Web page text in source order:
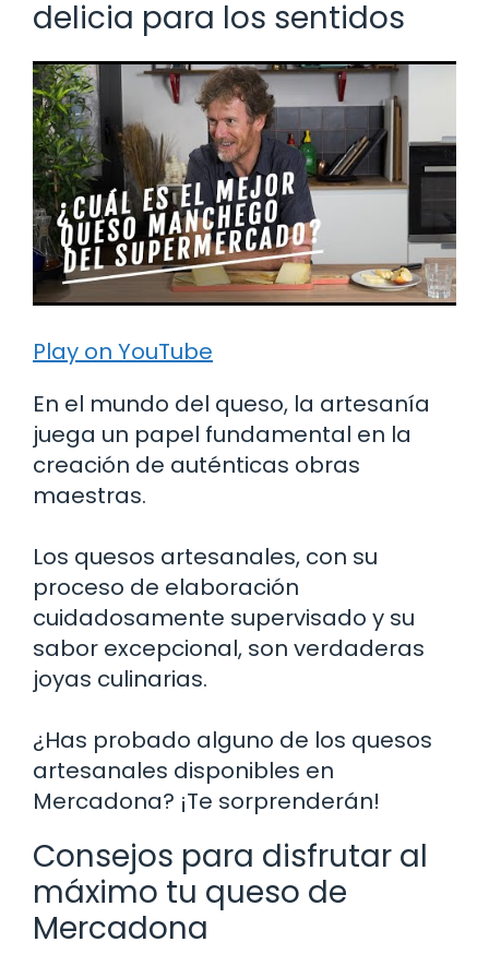
delicia para los sentidos
Play on YouTube
En el mundo del queso, la artesanía
juega un papel fundamental en la
creación de auténticas obras
maestras.
Los quesos artesanales, con su
proceso de elaboración
cuidadosamente supervisado y su
sabor excepcional, son verdaderas
joyas culinarias.
¿Has probado alguno de los quesos
artesanales disponibles en
Mercadona? ¡Te sorprenderán!
Consejos para disfrutar al
máximo tu queso de
Mercadona